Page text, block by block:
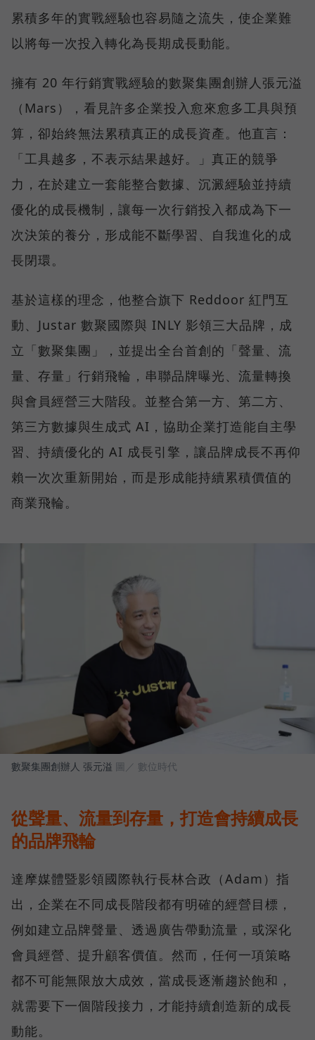
累積多年的實戰經驗也容易隨之流失，使企業難
以將每一次投入轉化為長期成長動能。
擁有 20 年行銷實戰經驗的數聚集團創辦人張元溢
（Mars），看見許多企業投入愈來愈多工具與預
算，卻始終無法累積真正的成長資產。他直言：
「工具越多，不表示結果越好。」真正的競爭
力，在於建立一套能整合數據、沉澱經驗並持續
優化的成長機制，讓每一次行銷投入都成為下一
次決策的養分，形成能不斷學習、自我進化的成
長閉環。
基於這樣的理念，他整合旗下 Reddoor 紅門互
動、Justar 數聚國際與 INLY 影領三大品牌，成
立「數聚集團」，並提出全台首創的「聲量、流
量、存量」行銷飛輪，串聯品牌曝光、流量轉換
與會員經營三大階段。並整合第一方、第二方、
第三方數據與生成式 AI，協助企業打造能自主學
習、持續優化的 AI 成長引擎，讓品牌成長不再仰
賴一次次重新開始，而是形成能持續累積價值的
商業飛輪。
數聚集團創辦人 張元溢 圖／ 數位時代
從聲量、流量到存量，打造會持續成長
的品牌飛輪
達摩媒體暨影領國際執行長林合政（Adam）指
出，企業在不同成長階段都有明確的經營目標，
例如建立品牌聲量、透過廣告帶動流量，或深化
會員經營、提升顧客價值。然而，任何一項策略
都不可能無限放大成效，當成長逐漸趨於飽和，
就需要下一個階段接力，才能持續創造新的成長
動能。